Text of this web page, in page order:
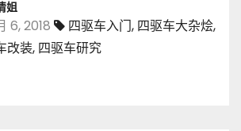
姐
6, 2018 四驱车入门, 四驱车大杂烩,
改装, 四驱车研究